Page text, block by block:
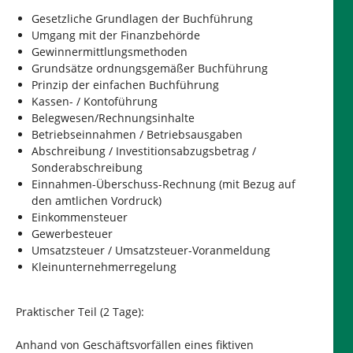
Gesetzliche Grundlagen der Buchführung
Umgang mit der Finanzbehörde
Gewinnermittlungsmethoden
Grundsätze ordnungsgemäßer Buchführung
Prinzip der einfachen Buchführung
Kassen- / Kontoführung
Belegwesen/Rechnungsinhalte
Betriebseinnahmen / Betriebsausgaben
Abschreibung / Investitionsabzugsbetrag /
Sonderabschreibung
Einnahmen-Überschuss-Rechnung (mit Bezug auf
den amtlichen Vordruck)
Einkommensteuer
Gewerbesteuer
Umsatzsteuer / Umsatzsteuer-Voranmeldung
Kleinunternehmerregelung
Praktischer Teil (2 Tage):
Anhand von Geschäftsvorfällen eines fiktiven